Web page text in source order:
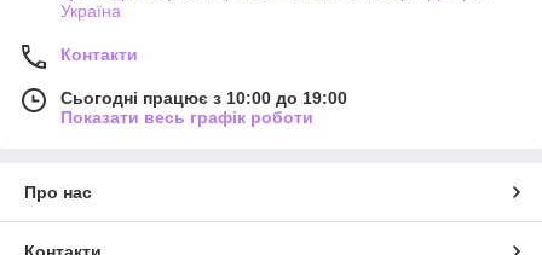
Україна
Контакти
Сьогодні працює з 10:00 до 19:00
Показати весь графік роботи
Про нас